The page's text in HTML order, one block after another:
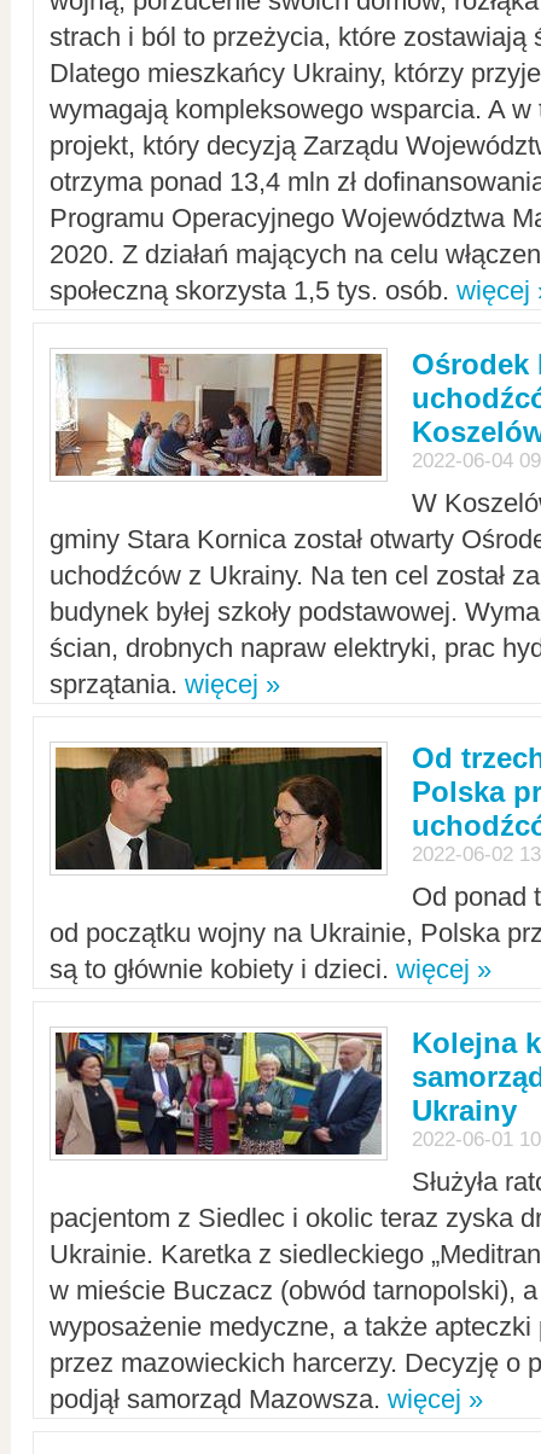
strach i ból to przeżycia, które zostawiają
Dlatego mieszkańcy Ukrainy, którzy
wymagają kompleksowego wsparcia. A w
projekt, który decyzją Zarządu
otrzyma ponad 13,4 mln zł
Programu Operacyjnego Województwa
2020. Z działań mających na celu
społeczną skorzysta 1,5 tys. osób. więcej
Ośrodek
2022-06-04
W
gminy Stara Kornica został otwarty
uchodźców z Ukrainy. Na ten cel został
budynek byłej szkoły podstawowej.
ścian, drobnych napraw elektryki, prac
sprzątania. więcej »
Od
Polska
2022-06-02
Od ponad
od początku wojny na Ukrainie, Polska
są to głównie kobiety i dzieci. więcej »
Kolejna
Ukrainy
2022-06-01
Służyła
pacjentom z Siedlec i okolic teraz zyska
Ukrainie. Karetka z siedleckiego
w mieście Buczacz (obwód tarnopolski),
wyposażenie medyczne, a także apteczki
przez mazowieckich harcerzy. Decyzję o
podjął samorząd Mazowsza. więcej »